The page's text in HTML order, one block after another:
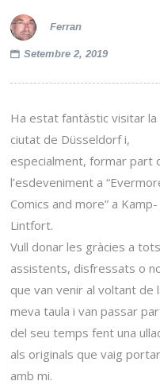
Ferran
Setembre 2, 2019
Ha estat fantàstic visitar la
ciutat de Düsseldorf i,
especialment, formar part
l’esdeveniment a
Comics and more” a Kamp-
Lintfort.
Vull donar les gràcies a
assistents, disfressats o
que van venir al voltant de
meva taula i van passar
del seu temps fent una
als originals que vaig portar
amb mi.